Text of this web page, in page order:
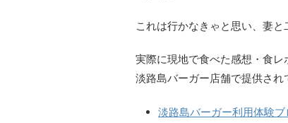
これは行かなきゃと思い、妻と
実際に現地で食べた感想・食
淡路島バーガー店舗で提供され
淡路島バーガー利用体験